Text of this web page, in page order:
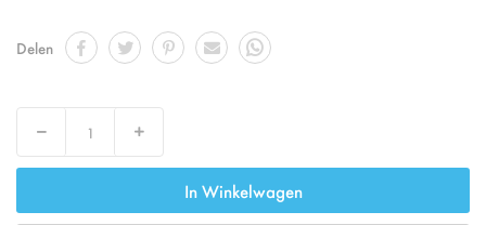
Delen
Decrease Increase
In Winkelwagen